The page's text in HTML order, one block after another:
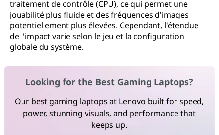
traitement de contrôle (CPU), ce qui permet une
jouabilité plus fluide et des fréquences d'images
potentiellement plus élevées. Cependant, l'étendue
de l'impact varie selon le jeu et la configuration
globale du système.
Looking for the Best Gaming Laptops?
Our best gaming laptops at Lenovo built for speed,
power, stunning visuals, and performance that
keeps up.